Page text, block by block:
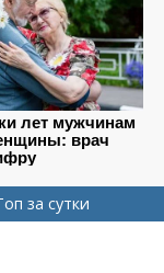
за сутки